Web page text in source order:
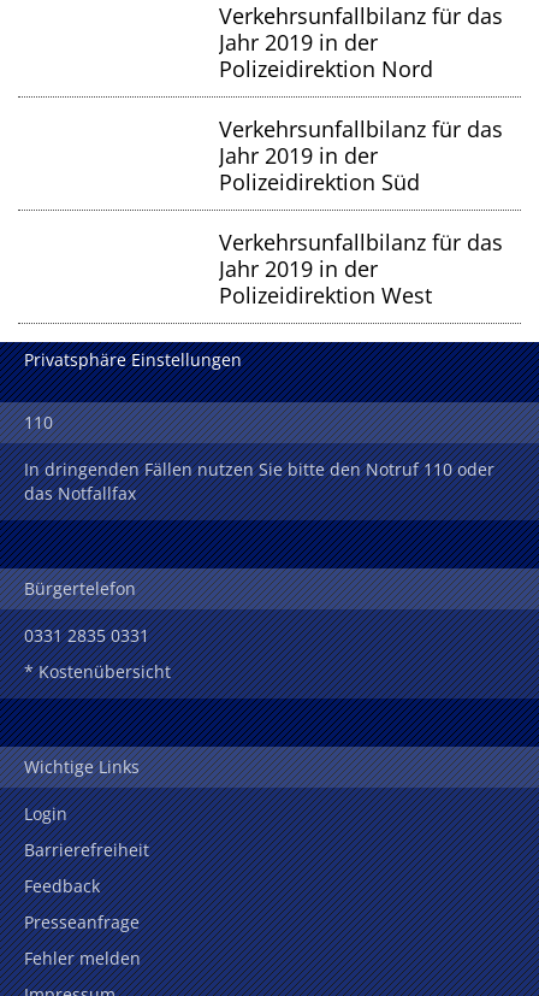
Verkehrsunfallbilanz für das
Jahr 2019 in der
Polizeidirektion Nord
Verkehrsunfallbilanz für das
Jahr 2019 in der
Polizeidirektion Süd
Verkehrsunfallbilanz für das
Jahr 2019 in der
Polizeidirektion West
Privatsphäre Einstellungen
110
In dringenden Fällen nutzen Sie bitte den Notruf 110 oder
das Notfallfax
Bürgertelefon
0331 2835 0331
* Kostenübersicht
Wichtige Links
Login
Barrierefreiheit
Feedback
Presseanfrage
Fehler melden